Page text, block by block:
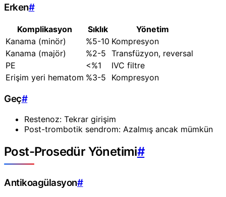
Erken#
Komplikasyon Sıklık
Yönetim
Kanama (minör)
%5-10 Kompresyon
Kanama (majör)
%2-5 Transfüzyon, reversal
PE
<%1
IVC filtre
Erişim yeri hematom %3-5 Kompresyon
Geç#
Restenoz: Tekrar girişim
Post-trombotik sendrom: Azalmış ancak mümkün
Post-Prosedür Yönetimi#
Antikoagülasyon#